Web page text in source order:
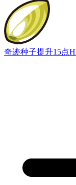
奇迹种子提升15点